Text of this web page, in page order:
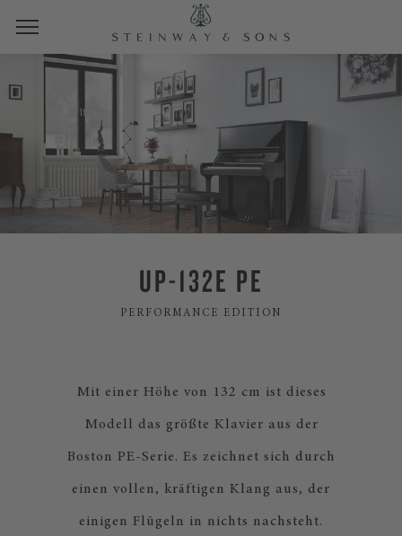
UP-132E PE
PERFORMANCE EDITION
Mit einer Höhe von 132 cm ist dieses
Modell das größte Klavier aus der
Boston PE-Serie. Es zeichnet sich durch
einen vollen, kräftigen Klang aus, der
einigen Flügeln in nichts nachsteht.